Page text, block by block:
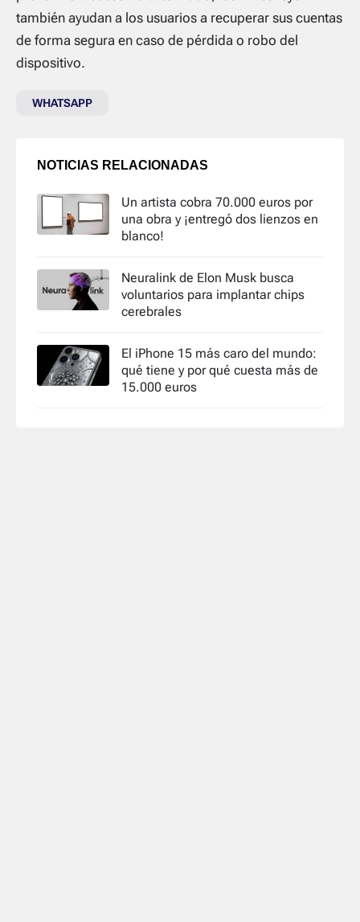
también ayudan a los usuarios a recuperar sus cuentas
de forma segura en caso de pérdida o robo del
dispositivo.
WHATSAPP
NOTICIAS RELACIONADAS
Un artista cobra 70.000 euros por
una obra y ¡entregó dos lienzos en
blanco!
Neuralink de Elon Musk busca
voluntarios para implantar chips
cerebrales
El iPhone 15 más caro del mundo:
qué tiene y por qué cuesta más de
15.000 euros